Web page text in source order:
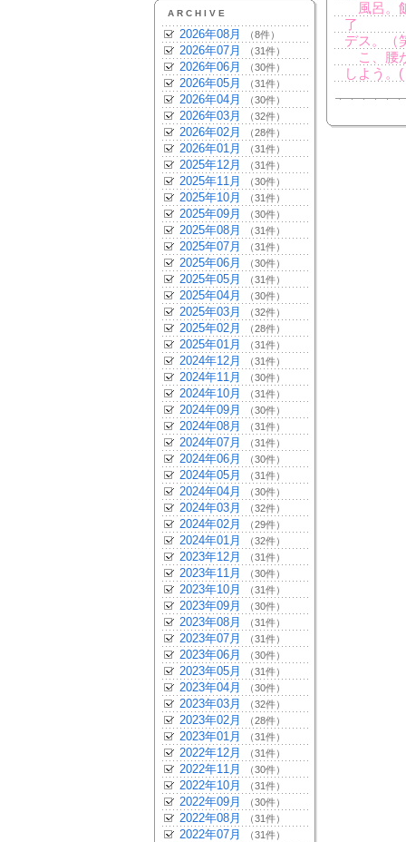
ARCHIVE
2026年08月 （8件）
2026年07月 （31件）
2026年06月 （30件）
2026年05月 （31件）
2026年04月 （30件）
2026年03月 （32件）
2026年02月 （28件）
2026年01月 （31件）
2025年12月 （31件）
2025年11月 （30件）
2025年10月 （31件）
2025年09月 （30件）
2025年08月 （31件）
2025年07月 （31件）
2025年06月 （30件）
2025年05月 （31件）
2025年04月 （30件）
2025年03月 （32件）
2025年02月 （28件）
2025年01月 （31件）
2024年12月 （31件）
2024年11月 （30件）
2024年10月 （31件）
2024年09月 （30件）
2024年08月 （31件）
2024年07月 （31件）
2024年06月 （30件）
2024年05月 （31件）
2024年04月 （30件）
2024年03月 （32件）
2024年02月 （29件）
2024年01月 （32件）
2023年12月 （31件）
2023年11月 （30件）
2023年10月 （31件）
2023年09月 （30件）
2023年08月 （31件）
2023年07月 （31件）
2023年06月 （30件）
2023年05月 （31件）
2023年04月 （30件）
2023年03月 （32件）
2023年02月 （28件）
2023年01月 （31件）
2022年12月 （31件）
2022年11月 （30件）
2022年10月 （31件）
2022年09月 （30件）
2022年08月 （31件）
2022年07月 （31件）
風呂。
了
デス。（
こ、腰
しよう。(